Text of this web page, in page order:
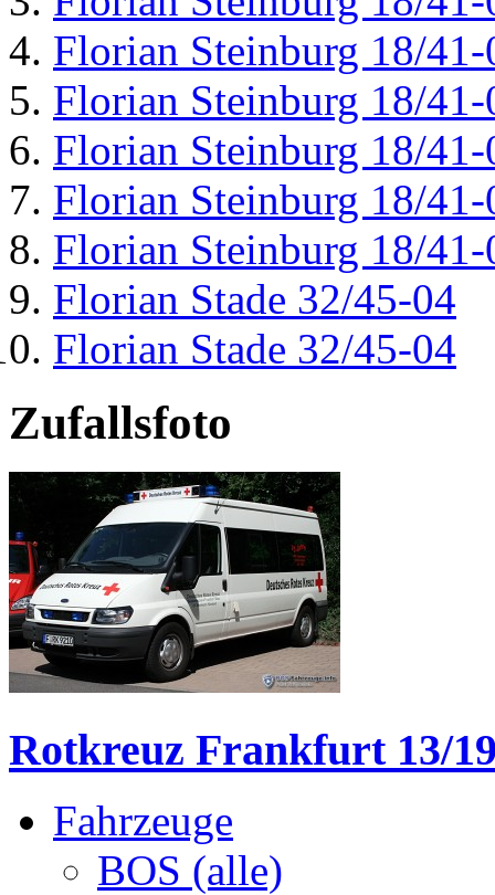
Florian Steinburg 18/41-
Florian Steinburg 18/41-
Florian Steinburg 18/41-
Florian Steinburg 18/41-
Florian Steinburg 18/41-
Florian Stade 32/45-04
Florian Stade 32/45-04
Zufallsfoto
Rotkreuz Frankfurt 13/
Fahrzeuge
BOS (alle)